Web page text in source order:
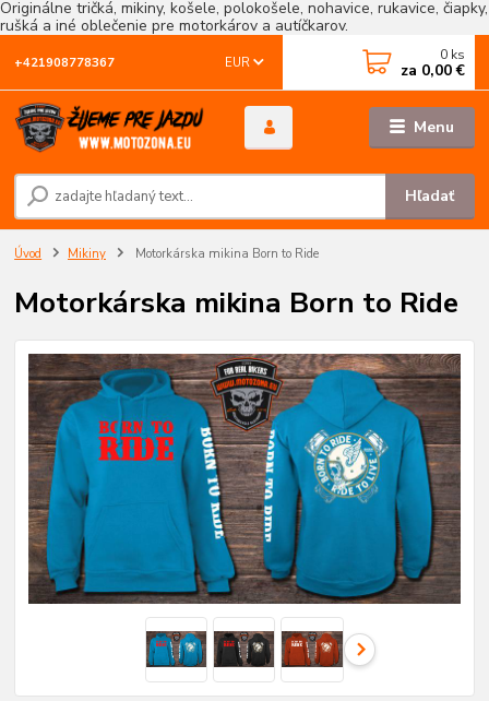
Originálne tričká, mikiny, košele, polokošele, nohavice, rukavice, čiapky,
rušká a iné oblečenie pre motorkárov a autíčkarov.
Menu
EUR
Hľadať
+421908778367 0 ks
za 0,00 €
Úvod Mikiny Motorkárska mikina Born to Ride
Motorkárska mikina Born to Ride